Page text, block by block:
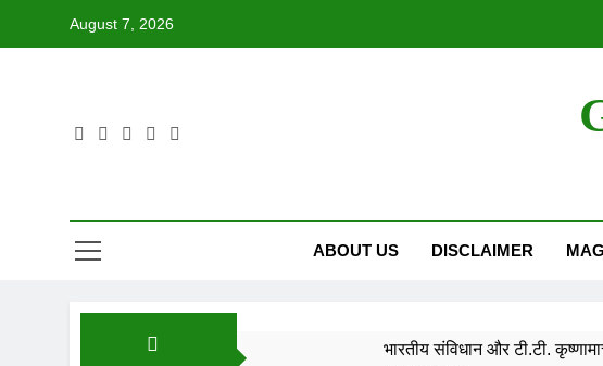
August 7, 2026
ABOUT US DISCLAIMER
भारतीय संविधान और टी.टी.